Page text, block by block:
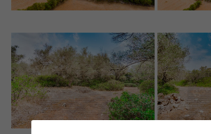
Descargar Expose
Mich Anmelden
Name*
Nachname*
Verkaufen Sie Ihre Immobilie